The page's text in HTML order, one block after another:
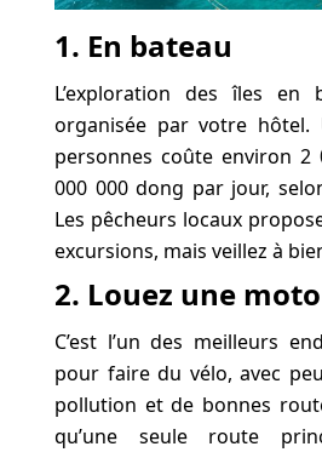
1. En bateau
L’exploration des îles en
organisée par votre hôtel.
personnes coûte environ 2
000 000 dong par jour,
Les pêcheurs locaux
excursions, mais veillez à
2. Louez une
C’est l’un des meilleurs
pour faire du vélo, avec
pollution et de bonnes
qu’une seule route